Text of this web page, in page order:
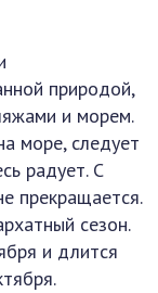
природой,
и морем.
море, следует
радует. С
прекращается.
сезон.
и длится